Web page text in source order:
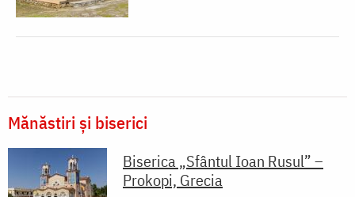
Mănăstiri și biserici
Biserica „Sfântul Ioan Rusul” –
Prokopi, Grecia